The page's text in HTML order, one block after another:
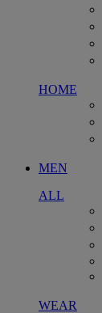
HOME
MEN
ALL
WEAR